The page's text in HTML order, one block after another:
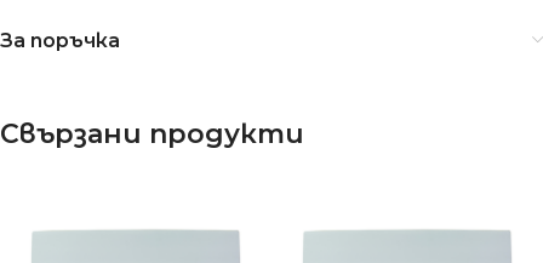
За поръчка
Свързани продукти